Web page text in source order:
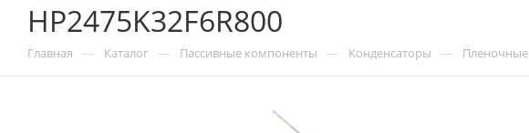
HP2475K32F6R800
Главная — Каталог — Пассивные компоненты — Конденсаторы — Пленочные